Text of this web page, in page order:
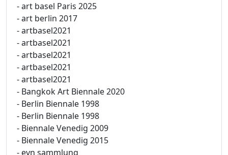
- art basel Paris 2025
- art berlin 2017
- artbasel2021
- artbasel2021
- artbasel2021
- artbasel2021
- artbasel2021
- Bangkok Art Biennale 2020
- Berlin Biennale 1998
- Berlin Biennale 1998
- Biennale Venedig 2009
- Biennale Venedig 2015
- evn sammlung